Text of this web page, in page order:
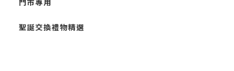
聖誕交換禮物精選